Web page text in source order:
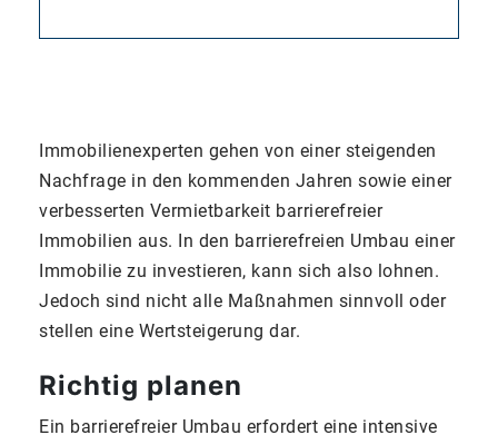
Immobilienexperten gehen von einer steigenden
Nachfrage in den kommenden Jahren sowie einer
verbesserten Vermietbarkeit barrierefreier
Immobilien aus. In den barrierefreien Umbau einer
Immobilie zu investieren, kann sich also lohnen.
Jedoch sind nicht alle Maßnahmen sinnvoll oder
stellen eine Wertsteigerung dar.
Richtig planen
Ein barrierefreier Umbau erfordert eine intensive